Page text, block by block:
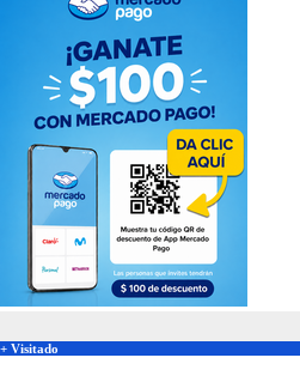
+ Visitado